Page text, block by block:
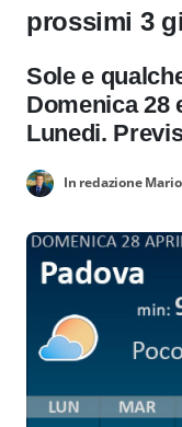
prossimi 3
Sole e
Domenica 28
Lunedi.
In redazione